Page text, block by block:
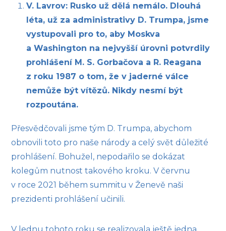
V. Lavrov: Rusko už dělá nemálo. Dlouhá
léta, už za administrativy D. Trumpa, jsme
vystupovali pro to, aby Moskva
a Washington na nejvyšší úrovni potvrdily
prohlášení M. S. Gorbačova a R. Reagana
z roku 1987 o tom, že v jaderné válce
nemůže být vítězů. Nikdy nesmí být
rozpoutána.
Přesvědčovali jsme tým D. Trumpa, abychom
obnovili toto pro naše národy a celý svět důležité
prohlášení. Bohužel, nepodařilo se dokázat
kolegům nutnost takového kroku. V červnu
v roce 2021 během summitu v Ženevě naši
prezidenti prohlášení učinili.